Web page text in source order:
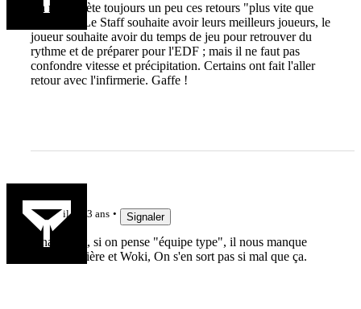
Ça m'inquiète toujours un peu ces retours "plus vite que
prévus"... Le Staff souhaite avoir leurs meilleurs joueurs, le
joueur souhaite avoir du temps de jeu pour retrouver du
rythme et de préparer pour l'EDF ; mais il ne faut pas
confondre vitesse et précipitation. Certains ont fait l'aller
retour avec l'infirmerie. Gaffe !
il y a 3 ans Signaler
Finalement, si on pense "équipe type", il nous manque
Danty, Villière et Woki, On s'en sort pas si mal que ça.